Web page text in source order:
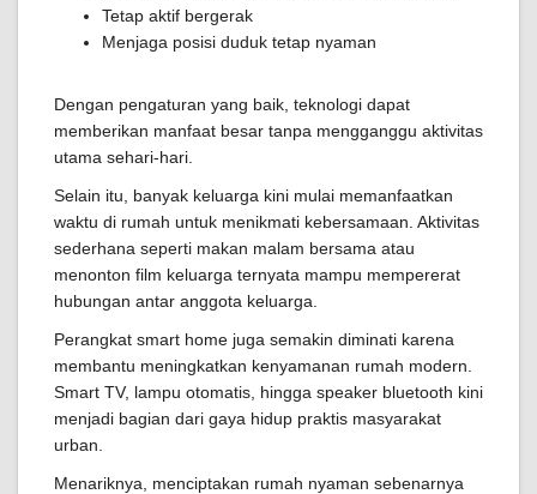
Tetap aktif bergerak
Menjaga posisi duduk tetap nyaman
Dengan pengaturan yang baik, teknologi dapat
memberikan manfaat besar tanpa mengganggu aktivitas
utama sehari-hari.
Selain itu, banyak keluarga kini mulai memanfaatkan
waktu di rumah untuk menikmati kebersamaan. Aktivitas
sederhana seperti makan malam bersama atau
menonton film keluarga ternyata mampu mempererat
hubungan antar anggota keluarga.
Perangkat smart home juga semakin diminati karena
membantu meningkatkan kenyamanan rumah modern.
Smart TV, lampu otomatis, hingga speaker bluetooth kini
menjadi bagian dari gaya hidup praktis masyarakat
urban.
Menariknya, menciptakan rumah nyaman sebenarnya